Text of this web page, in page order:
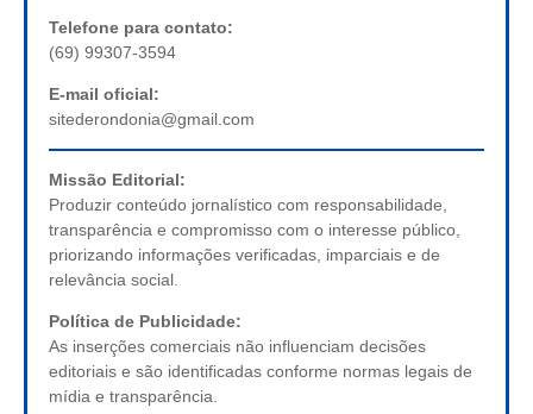
Telefone para contato:
(69) 99307-3594
E-mail oficial:
sitederondonia@gmail.com
Missão Editorial:
Produzir conteúdo jornalístico com responsabilidade,
transparência e compromisso com o interesse público,
priorizando informações verificadas, imparciais e de
relevância social.
Política de Publicidade:
As inserções comerciais não influenciam decisões
editoriais e são identificadas conforme normas legais de
mídia e transparência.